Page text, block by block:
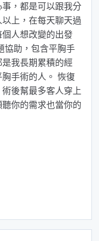
，都是可以跟我分
上，在每天聊天過
人想改變的出發
協助，包含平胸手
我長期累積的經
手術的人。 恢復
後幫最多客人穿上
你的需求也當你的